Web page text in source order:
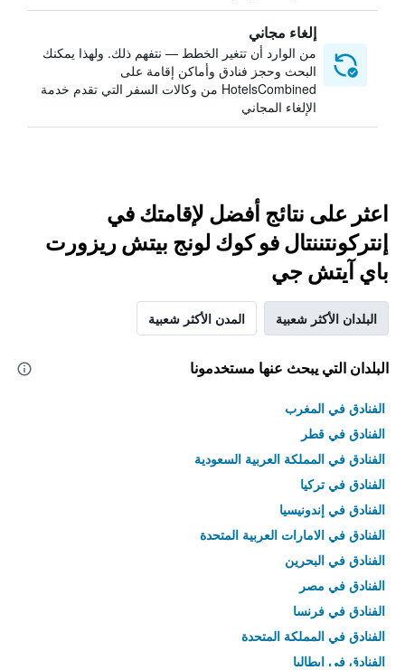
إلغاء مجاني
من الوارد أن تتغير الخطط — نتفهم ذلك. ولهذا يمكنك
البحث وحجز فنادق وأماكن إقامة على
HotelsCombined من وكالات السفر التي تقدم خدمة
الإلغاء المجاني
اعثر على نتائج أفضل لإقامتك في
إنتركونتننتال فو كوك لونج بيتش ريزورت
باي آيتش جي
البلدان الأكثر شعبية المدن الأكثر شعبية
البلدان التي يبحث عنها مستخدمونا
الفنادق في المغرب
الفنادق في قطر
الفنادق في المملكة العربية السعودية
الفنادق في تركيا
الفنادق في إندونيسيا
الفنادق في الامارات العربية المتحدة
الفنادق في البحرين
الفنادق في مصر
الفنادق في فرنسا
الفنادق في المملكة المتحدة
الفنادق في إيطاليا